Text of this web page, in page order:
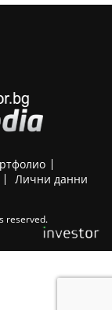
Лични данни
reserved.